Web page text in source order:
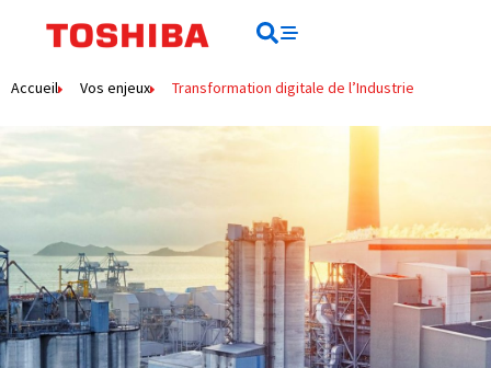
principal
Accueil Vos enjeux Transformation digitale de l’Industrie